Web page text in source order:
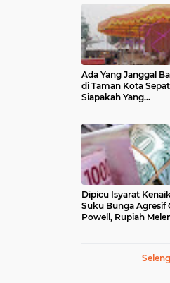
Ada Yang Janggal
di Taman Kota
Siapakah Yang
Dipicu Isyarat
Suku Bunga Agresif
Powell, Rupiah